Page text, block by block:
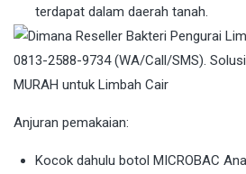
terdapat dalam daerah tanah.
Anjuran pemakaian:
Kocok dahulu botol MICROBAC